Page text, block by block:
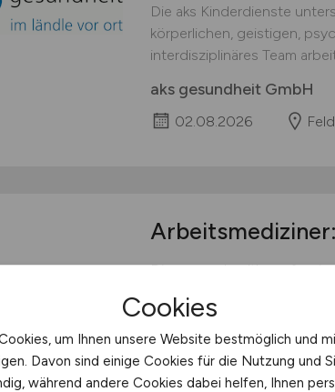
Die aks Kinderdienste
körperlichen, geistigen,
interdisziplinäres Team
aks gesundheit GmbH
02.08.2026
Die ameco health
Dornbirn eine:n
arbeitsmedizinischen
Vollzeit/Teilzeit Wir
betrieblichen
Gesundheitsförderung. Mit
Cookies
um Ihnen unsere Website bestmöglich und
Davon sind einige Cookies für die Nutzung und
während andere Cookies dabei helfen, Ihnen